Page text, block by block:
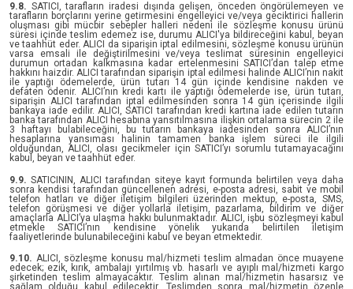
9.8. SATICI, tarafların iradesi dışında gelişen, önceden öngörülemeyen ve
tarafların borçlarını yerine getirmesini engelleyici ve/veya geciktirici hallerin
oluşması gibi mücbir sebepler halleri nedeni ile sözleşme konusu ürünü
süresi içinde teslim edemez ise, durumu ALICI'ya bildireceğini kabul, beyan
ve taahhüt eder. ALICI da siparişin iptal edilmesini, sözleşme konusu ürünün
varsa emsali ile değiştirilmesini ve/veya teslimat süresinin engelleyici
durumun ortadan kalkmasına kadar ertelenmesini SATICI’dan talep etme
hakkını haizdir. ALICI tarafından siparişin iptal edilmesi halinde ALICI’nın nakit
ile yaptığı ödemelerde, ürün tutarı 14 gün içinde kendisine nakden ve
defaten ödenir. ALICI’nın kredi kartı ile yaptığı ödemelerde ise, ürün tutarı,
siparişin ALICI tarafından iptal edilmesinden sonra 14 gün içerisinde ilgili
bankaya iade edilir. ALICI, SATICI tarafından kredi kartına iade edilen tutarın
banka tarafından ALICI hesabına yansıtılmasına ilişkin ortalama sürecin 2 ile
3 haftayı bulabileceğini, bu tutarın bankaya iadesinden sonra ALICI’nın
hesaplarına yansıması halinin tamamen banka işlem süreci ile ilgili
olduğundan, ALICI, olası gecikmeler için SATICI’yı sorumlu tutamayacağını
kabul, beyan ve taahhüt eder.
9.9. SATICININ, ALICI tarafından siteye kayıt formunda belirtilen veya daha
sonra kendisi tarafından güncellenen adresi, e-posta adresi, sabit ve mobil
telefon hatları ve diğer iletişim bilgileri üzerinden mektup, e-posta, SMS,
telefon görüşmesi ve diğer yollarla iletişim, pazarlama, bildirim ve diğer
amaçlarla ALICI’ya ulaşma hakkı bulunmaktadır. ALICI, işbu sözleşmeyi kabul
etmekle SATICI’nın kendisine yönelik yukarıda belirtilen iletişim
faaliyetlerinde bulunabileceğini kabul ve beyan etmektedir.
9.10. ALICI, sözleşme konusu mal/hizmeti teslim almadan önce muayene
edecek; ezik, kırık, ambalajı yırtılmış vb. hasarlı ve ayıplı mal/hizmeti kargo
şirketinden teslim almayacaktır. Teslim alınan mal/hizmetin hasarsız ve
sağlam olduğu kabul edilecektir. Teslimden sonra mal/hizmetin özenle